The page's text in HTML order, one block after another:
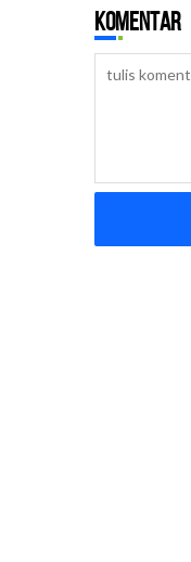
Komentar